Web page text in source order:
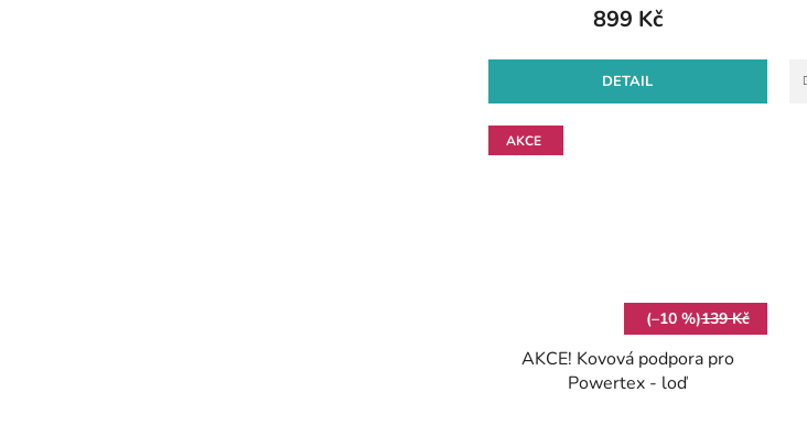
899 Kč
DETAIL
AKCE
(–10 %)139 Kč
AKCE! Kovová podpora pro
Powertex - loď